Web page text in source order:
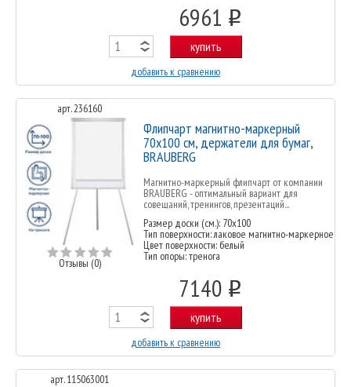
6961 o
купить
добавить к сравнению
арт. 236160
Отзывы (0)
Флипчарт магнитно-маркерный
70х100 см, держатели для бумаг,
BRAUBERG
Магнитно-маркерный флипчарт от компании
BRAUBERG - оптимальный вариант для
совещаний, тренингов, презентаций...
Размер доски (см.): 70х100
Тип поверхности: лаковое магнитно-маркерное
Цвет поверхности: белый
Тип опоры: тренога
7140 o
купить
добавить к сравнению
арт. 115063001